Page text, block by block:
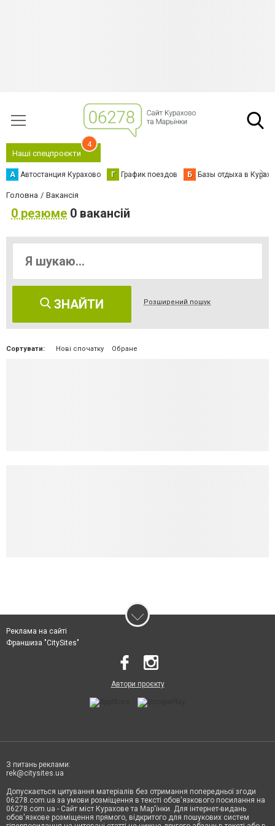
Наші спецпроєкти
4
А Автостанция Курахово Г График поездов Б Базы отдыха в
Головна Вакансія
0 резюме 0 вакансій
ЗНАЙТИ Розширений пошук
Сортувати: Нові спочатку Обране
Реклама на сайті
Франшиза "CitySites"
Автори проєкту
З питань реклами:
rek@citysites.ua
Допускається цитування матеріалів без отримання попередньої згоди
06278.com.ua за умови розміщення в тексті обов'язкового посилання на
06278.com.ua - Сайт міст Курахове та Мар'їнки. Для інтернет-видань
обов'язкове розміщення прямого, відкритого для пошукових систем